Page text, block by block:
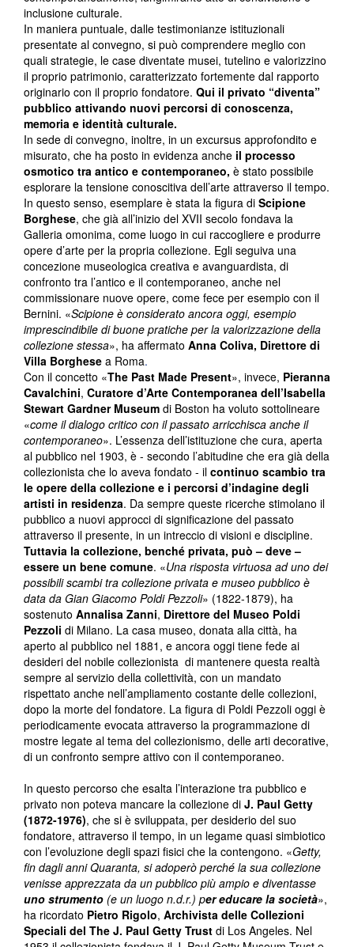
inclusione culturale.
In maniera puntuale, dalle testimonianze istituzionali
presentate al convegno, si può comprendere meglio con
quali strategie, le case diventate musei, tutelino e valorizzino
il proprio patrimonio, caratterizzato fortemente dal rapporto
originario con il proprio fondatore. Qui il privato “diventa”
pubblico attivando nuovi percorsi di conoscenza,
memoria e identità culturale.
In sede di convegno, inoltre, in un excursus approfondito e
misurato, che ha posto in evidenza anche il processo
osmotico tra antico e contemporaneo, è stato possibile
esplorare la tensione conoscitiva dell’arte attraverso il tempo.
In questo senso, esemplare è stata la figura di Scipione
Borghese, che già all’inizio del XVII secolo fondava la
Galleria omonima, come luogo in cui raccogliere e produrre
opere d’arte per la propria collezione. Egli seguiva una
concezione museologica creativa e avanguardista, di
confronto tra l’antico e il contemporaneo, anche nel
commissionare nuove opere, come fece per esempio con il
Bernini. «Scipione è considerato ancora oggi, esempio
imprescindibile di buone pratiche per la valorizzazione della
collezione stessa», ha affermato Anna Coliva, Direttore di
Villa Borghese a Roma.
Con il concetto «The Past Made Present», invece, Pieranna
Cavalchini, Curatore d’Arte Contemporanea dell’Isabella
Stewart Gardner Museum di Boston ha voluto sottolineare
«come il dialogo critico con il passato arricchisca anche il
contemporaneo». L’essenza dell’istituzione che cura, aperta
al pubblico nel 1903, è - secondo l’abitudine che era già della
collezionista che lo aveva fondato - il continuo scambio tra
le opere della collezione e i percorsi d’indagine degli
artisti in residenza. Da sempre queste ricerche stimolano il
pubblico a nuovi approcci di significazione del passato
attraverso il presente, in un intreccio di visioni e discipline.
Tuttavia la collezione, benché privata, può – deve –
essere un bene comune. «Una risposta virtuosa ad uno dei
possibili scambi tra collezione privata e museo pubblico è
data da Gian Giacomo Poldi Pezzoli» (1822-1879), ha
sostenuto Annalisa Zanni, Direttore del Museo Poldi
Pezzoli di Milano. La casa museo, donata alla città, ha
aperto al pubblico nel 1881, e ancora oggi tiene fede ai
desideri del nobile collezionista di mantenere questa realtà
sempre al servizio della collettività, con un mandato
rispettato anche nell’ampliamento costante delle collezioni,
dopo la morte del fondatore. La figura di Poldi Pezzoli oggi è
periodicamente evocata attraverso la programmazione di
mostre legate al tema del collezionismo, delle arti decorative,
di un confronto sempre attivo con il contemporaneo.
In questo percorso che esalta l’interazione tra pubblico e
privato non poteva mancare la collezione di J. Paul Getty
(1872-1976), che si è sviluppata, per desiderio del suo
fondatore, attraverso il tempo, in un legame quasi simbiotico
con l’evoluzione degli spazi fisici che la contengono. «Getty,
fin dagli anni Quaranta, si adoperò perché la sua collezione
venisse apprezzata da un pubblico più ampio e diventasse
uno strumento (e un luogo n.d.r.) per educare la società»,
ha ricordato Pietro Rigolo, Archivista delle Collezioni
Speciali del The J. Paul Getty Trust di Los Angeles. Nel